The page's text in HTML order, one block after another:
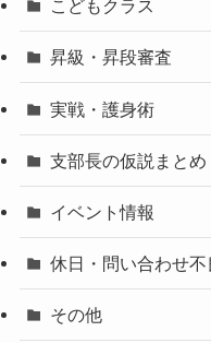
こどもクラス
昇級・昇段審査
実戦・護身術
支部長の仮説まとめ
イベント情報
休日・問い合わせ
その他